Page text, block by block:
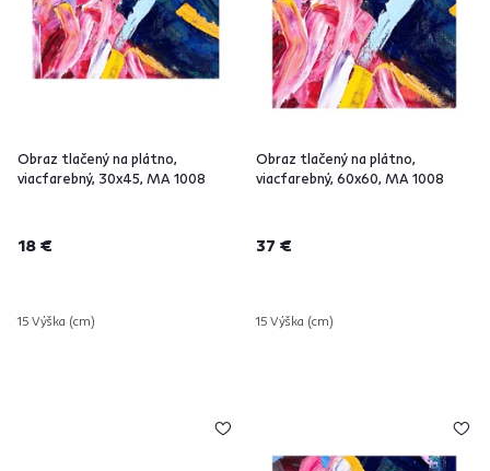
Obraz tlačený na plátno,
viacfarebný, 30x45, MA 1008
18 €
15 Výška (cm)
Obraz tlačený na plátno,
viacfarebný, 60x60, MA 1008
37 €
15 Výška (cm)